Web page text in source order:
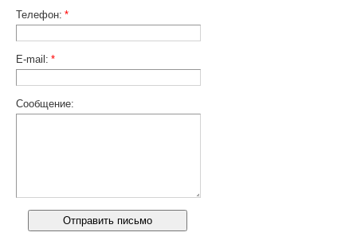
Телефон: *
E-mail: *
Сообщение: